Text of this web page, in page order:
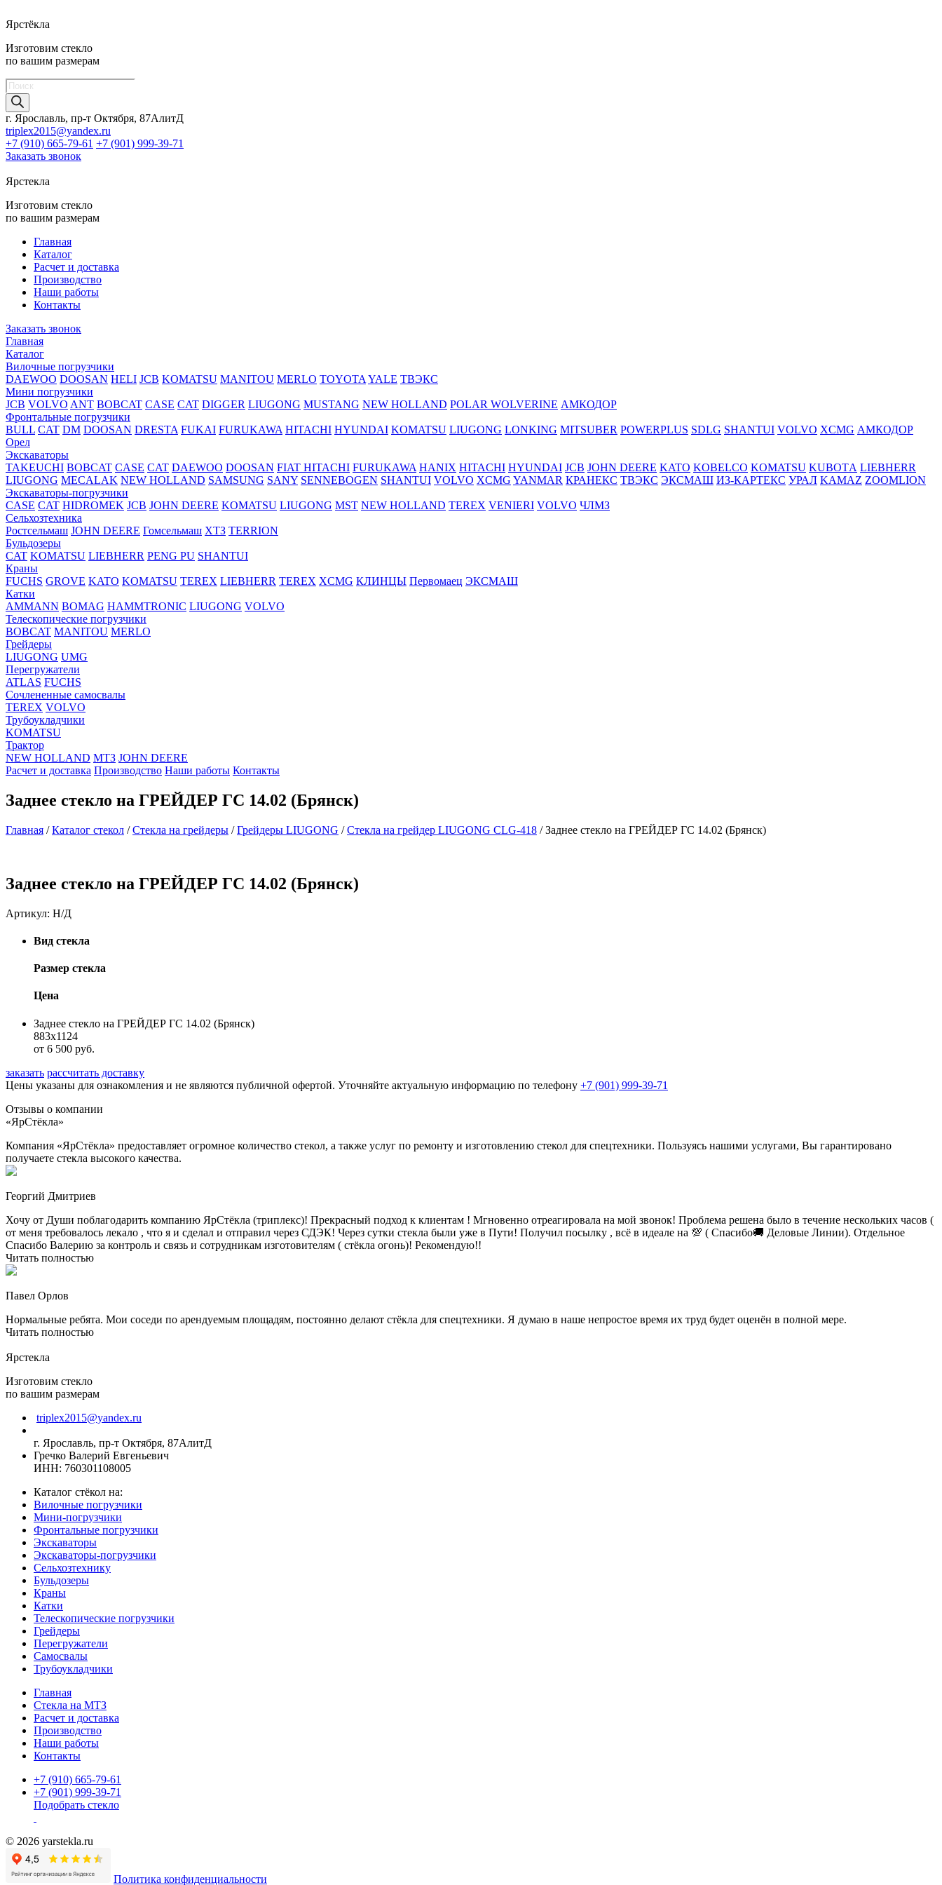
Ярстёкла
Изготовим стекло
по вашим размерам
Поиск
товаров
г. Ярославль, пр-т Октября, 87АлитД
triplex2015@yandex.ru
+7 (910) 665-79-61 +7 (901) 999-39-71
Заказать звонок
Ярстекла
Изготовим стекло
по вашим размерам
Главная
Каталог
Расчет и доставка
Производство
Наши работы
Контакты
Заказать звонок
Главная
Каталог
Вилочные погрузчики
DAEWOO DOOSAN HELI JCB KOMATSU MANITOU MERLO TOYOTA YALE ТВЭКС
Мини погрузчики
JCB VOLVO ANT BOBCAT CASE CAT DIGGER LIUGONG MUSTANG NEW HOLLAND POLAR WOLVERINE АМКОДОР
Фронтальные погрузчики
BULL CAT DM DOOSAN DRESTA FUKAI FURUKAWA HITACHI HYUNDAI KOMATSU LIUGONG LONKING MITSUBER POWERPLUS SDLG SHANTUI VOLVO XCMG АМКОДОР
Орел
Экскаваторы
TAKEUCHI BOBCAT CASE CAT DAEWOO DOOSAN FIAT HITACHI FURUKAWA HANIX HITACHI HYUNDAI JCB JOHN DEERE KATO KOBELCO KOMATSU KUBOTА LIEBHERR
LIUGONG MECALAK NEW HOLLAND SAMSUNG SANY SENNEBOGEN SHANTUI VOLVO XCMG YANMAR КРАНЕКС ТВЭКС ЭКСМАШ ИЗ-КАРТЕКС УРАЛ KAMAZ ZOOMLION
Экскаваторы-погрузчики
CASE CAT HIDROМEK JCB JOHN DEERE KOMATSU LIUGONG MST NEW HOLLAND TEREX VENIERI VOLVO ЧЛМЗ
Сельхозтехника
Ростсельмаш JOHN DEERE Гомсельмаш ХТЗ TERRION
Бульдозеры
CAT KOMATSU LIEBHERR PENG PU SHANTUI
Краны
FUCHS GROVE KATO KOMATSU TEREX LIEBHERR TEREX XCMG КЛИНЦЫ Первомаец ЭКСМАШ
Катки
AMMANN BOMAG HAMMTRONIC LIUGONG VOLVO
Телескопические погрузчики
BOBCAT MANITOU MERLO
Грейдеры
LIUGONG UMG
Перегружатели
ATLAS FUCHS
Сочлененные самосвалы
TEREX VOLVO
Трубоукладчики
KOMATSU
Трактор
NEW HOLLAND МТЗ JOHN DEERE
Расчет и доставка Производство Наши работы Контакты
Заднее стекло на ГРЕЙДЕР ГС 14.02 (Брянск)
Главная /Каталог стекол /Стекла на грейдеры /Грейдеры LIUGONG /Стекла на грейдер LIUGONG CLG-418 /Заднее стекло на ГРЕЙДЕР ГС 14.02 (Брянск)
Заднее стекло на ГРЕЙДЕР ГС 14.02 (Брянск)
Артикул: Н/Д
Вид стекла
Размер стекла
Цена
Заднее стекло на ГРЕЙДЕР ГС 14.02 (Брянск)
883х1124
от 6 500 руб.
заказать рассчитать доставку
Цены указаны для ознакомления и не являются публичной офертой. Уточняйте актуальную информацию по телефону +7 (901) 999-39-71
Отзывы о компании
«ЯрСтёкла»
Компания «ЯрСтёкла» предоставляет огромное количество стекол, а также услуг по ремонту и изготовлению стекол для спецтехники. Пользуясь нашими услугами, Вы гарантировано
получаете стекла высокого качества.
Георгий Дмитриев
Хочу от Души поблагодарить компанию ЯрСтёкла (триплекс)! Прекрасный подход к клиентам ! Мгновенно отреагировала на мой звонок! Проблема решена было в течение нескольких часов (
от меня требовалось лекало , что я и сделал и отправил через СДЭК! Через сутки стекла были уже в Пути! Получил посылку , всё в идеале на 💯 ( Спасибо🚚 Деловые Линии). Отдельное
Спасибо Валерию за контроль и связь и сотрудникам изготовителям ( стёкла огонь)! Рекомендую!!
Читать полностью
Павел Орлов
Нормальные ребята. Мои соседи по арендуемым площадям, постоянно делают стёкла для спецтехники. Я думаю в наше непростое время их труд будет оценён в полной мере.
Читать полностью
Ярстекла
Изготовим стекло
по вашим размерам
triplex2015@yandex.ru
г. Ярославль, пр-т Октября, 87АлитД
Гречко Валерий Евгеньевич
ИНН: 760301108005
Каталог стёкол на:
Вилочные погрузчики
Мини-погрузчики
Фронтальные погрузчики
Экскаваторы
Экскаваторы-погрузчики
Сельхозтехнику
Бульдозеры
Краны
Катки
Телескопические погрузчики
Грейдеры
Перегружатели
Самосвалы
Трубоукладчики
Главная
Стекла на МТЗ
Расчет и доставка
Производство
Наши работы
Контакты
+7 (910) 665-79-61
+7 (901) 999-39-71
Подобрать стекло
© 2026 yarstekla.ru
Политика конфиденциальности